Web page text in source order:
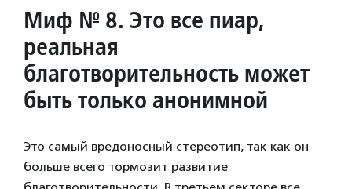
Миф № 8. Это все пиар,
реальная
благотворительность может
быть только анонимной
Это самый вредоносный стереотип, так как он
больше всего тормозит развитие